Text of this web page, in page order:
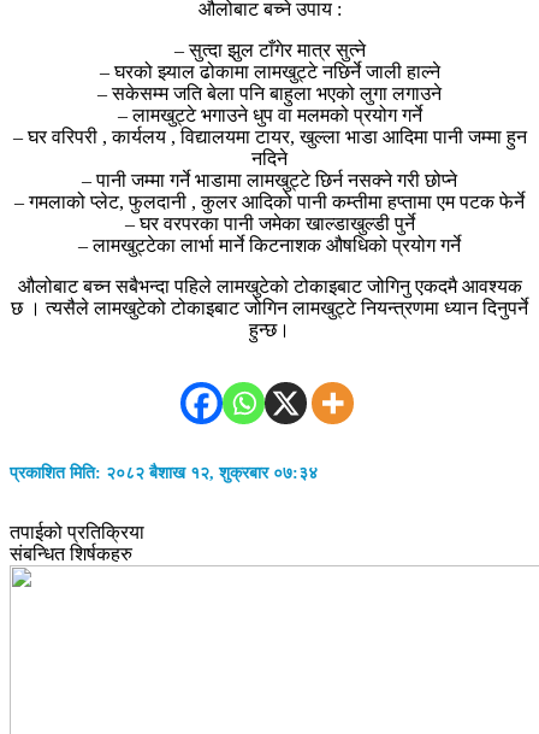
औलोबाट बच्ने उपाय :
– सुत्दा झुल टाँगेर मात्र सुत्ने
– घरको झ्याल ढोकामा लामखुट्टे नछिर्ने जाली हाल्ने
– सकेसम्म जति बेला पनि बाहुला भएको लुगा लगाउने
– लामखुट्टे भगाउने धुप वा मलमको प्रयोग गर्ने
– घर वरिपरी , कार्यलय , विद्यालयमा टायर, खुल्ला भाडा आदिमा पानी जम्मा हुन
नदिने
– पानी जम्मा गर्ने भाडामा लामखुट्टे छिर्न नसक्ने गरी छोप्ने
– गमलाको प्लेट, फुलदानी , कुलर आदिको पानी कम्तीमा हप्तामा एम पटक फेर्ने
– घर वरपरका पानी जमेका खाल्डाखुल्डी पुर्ने
– लामखुट्टेका लार्भा मार्ने किटनाशक औषधिको प्रयोग गर्ने
औलोबाट बच्न सबैभन्दा पहिले लामखुटेको टोकाइबाट जोगिनु एकदमै आवश्यक
छ । त्यसैले लामखुटेको टोकाइबाट जोगिन लामखुट्टे नियन्त्रणमा ध्यान दिनुपर्ने
हुन्छ।
प्रकाशित मिति: २०८२ बैशाख १२, शुक्रबार ०७:३४
तपाईको प्रतिक्रिया
संबन्धित शिर्षकहरु